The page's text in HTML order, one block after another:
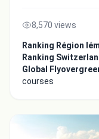
8,570 views
Ranking Région
Ranking
Global
courses